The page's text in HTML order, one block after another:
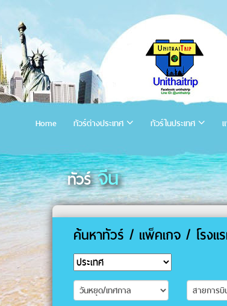
Home ทัวร์ต่างประเทศ ทัวร์ในประเทศ
ทัวร์ จีน
ค้นหาทัวร์ / แพ็คเกจ / โรงแ